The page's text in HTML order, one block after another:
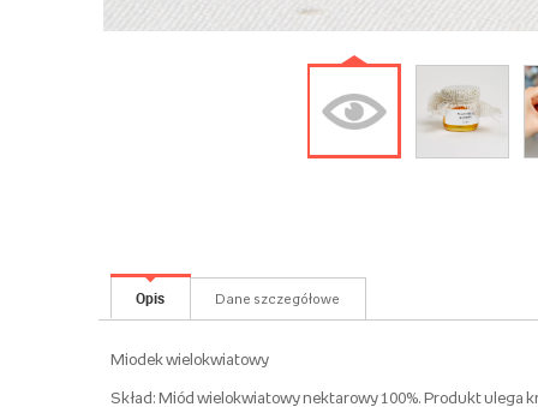
Opis Dane szczegółowe
Miodek wielokwiatowy
Skład: Miód wielokwiatowy nektarowy 100%. Produkt ulega